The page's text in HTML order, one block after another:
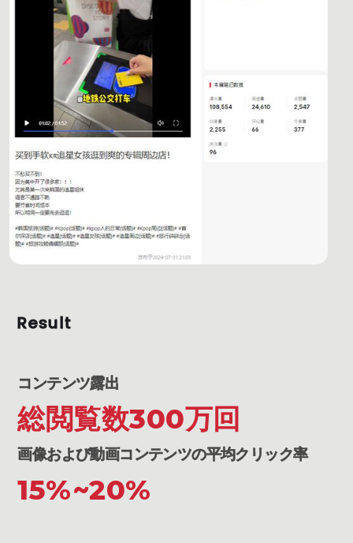
Result
コンテンツ露出
総閲覧数300万回
画像および動画コンテンツの平均クリック率
15%~20%